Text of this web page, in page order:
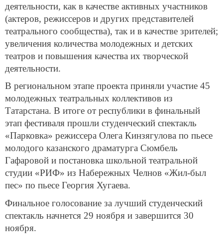
деятельности, как в качестве активных участников
(актеров, режиссеров и других представителей
театрального сообщества), так и в качестве зрителей;
увеличения количества молодежных и детских
театров и повышения качества их творческой
деятельности.
В региональном этапе проекта приняли участие 45
молодежных театральных коллективов из
Татарстана. В итоге от республики в финальный
этап фестиваля прошли студенческий спектакль
«Парковка» режиссера Олега Кинзягулова по пьесе
молодого казанского драматурга Сюмбель
Гафаровой и постановка школьной театральной
студии «РИФ» из Набережных Челнов «Жил-был
пес» по пьесе Георгия Хугаева.
Финальное голосование за лучший студенческий
спектакль начнется 29 ноября и завершится 30
ноября.